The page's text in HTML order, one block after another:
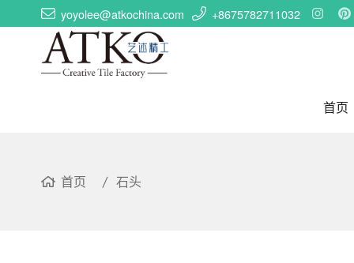
yoyolee@atkochina.com +8675782711032
首页
首页 石头